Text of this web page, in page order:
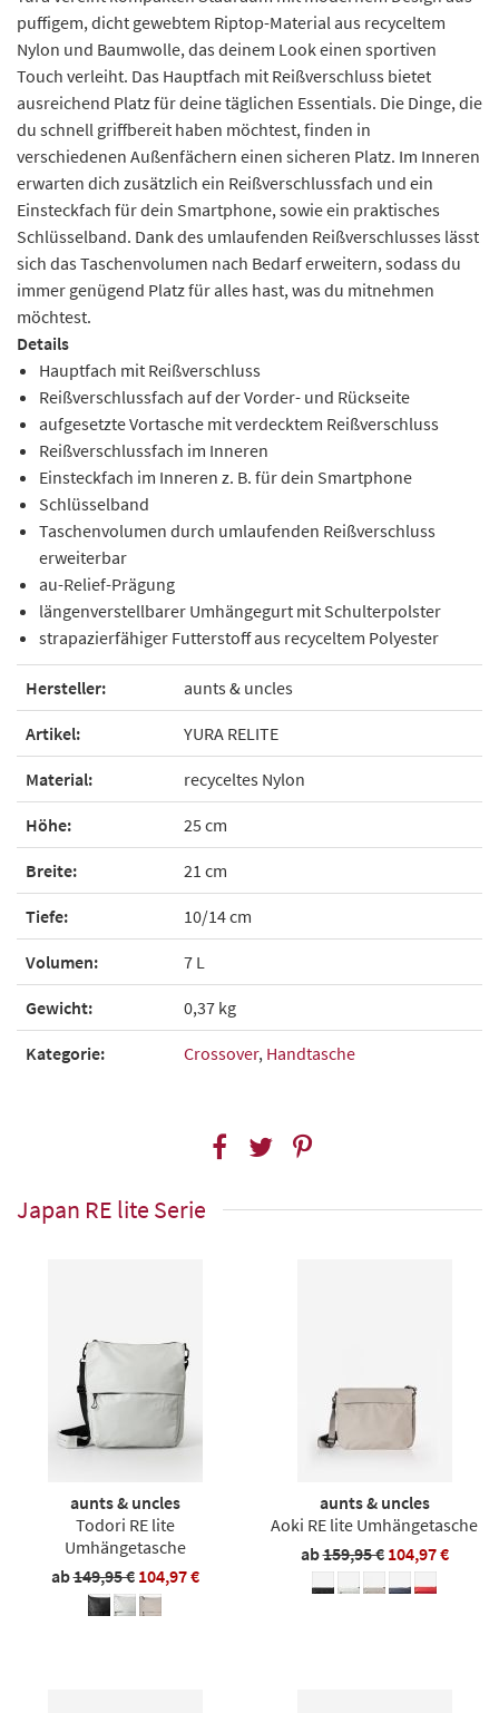
puffigem, dicht gewebtem Riptop-Material aus recyceltem
Nylon und Baumwolle, das deinem Look einen sportiven
Touch verleiht. Das Hauptfach mit Reißverschluss bietet
ausreichend Platz für deine täglichen Essentials. Die Dinge, die
du schnell griffbereit haben möchtest, finden in
verschiedenen Außenfächern einen sicheren Platz. Im Inneren
erwarten dich zusätzlich ein Reißverschlussfach und ein
Einsteckfach für dein Smartphone, sowie ein praktisches
Schlüsselband. Dank des umlaufenden Reißverschlusses lässt
sich das Taschenvolumen nach Bedarf erweitern, sodass du
immer genügend Platz für alles hast, was du mitnehmen
möchtest.
Details
Hauptfach mit Reißverschluss
Reißverschlussfach auf der Vorder- und Rückseite
aufgesetzte Vortasche mit verdecktem Reißverschluss
Reißverschlussfach im Inneren
Einsteckfach im Inneren z. B. für dein Smartphone
Schlüsselband
Taschenvolumen durch umlaufenden Reißverschluss
erweiterbar
au-Relief-Prägung
längenverstellbarer Umhängegurt mit Schulterpolster
strapazierfähiger Futterstoff aus recyceltem Polyester
Hersteller: aunts & uncles
Artikel: YURA RELITE
Material: recyceltes Nylon
Höhe: 25 cm
Breite: 21 cm
Tiefe: 10/14 cm
Volumen: 7 L
Gewicht: 0,37 kg
Kategorie: Crossover, Handtasche
Japan RE lite Serie
aunts & uncles
Todori RE lite
Umhängetasche
ab149,95 € 104,97 €
aunts & uncles
Aoki RE lite Umhängetasche
ab159,95 € 104,97 €